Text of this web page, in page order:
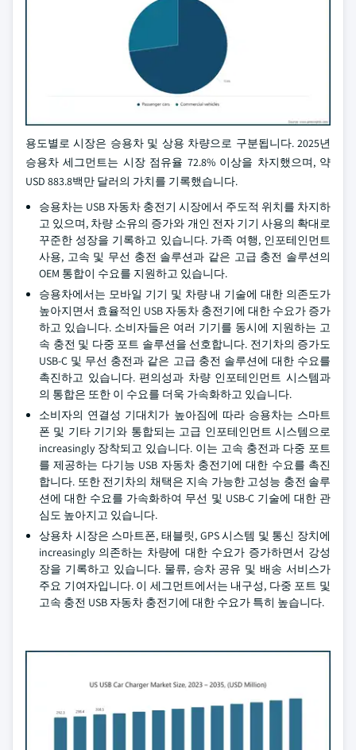
용도별로 시장은 승용차 및 상용 차량으로 구분됩니다. 2025년
승용차 세그먼트는 시장 점유율 72.8% 이상을 차지했으며, 약
USD 883.8백만 달러의 가치를 기록했습니다.
승용차는 USB 자동차 충전기 시장에서 주도적 위치를 차지하
고 있으며, 차량 소유의 증가와 개인 전자 기기 사용의 확대로
꾸준한 성장을 기록하고 있습니다. 가족 여행, 인포테인먼트
사용, 고속 및 무선 충전 솔루션과 같은 고급 충전 솔루션의
OEM 통합이 수요를 지원하고 있습니다.
승용차에서는 모바일 기기 및 차량 내 기술에 대한 의존도가
높아지면서 효율적인 USB 자동차 충전기에 대한 수요가 증가
하고 있습니다. 소비자들은 여러 기기를 동시에 지원하는 고
속 충전 및 다중 포트 솔루션을 선호합니다. 전기차의 증가도
USB-C 및 무선 충전과 같은 고급 충전 솔루션에 대한 수요를
촉진하고 있습니다. 편의성과 차량 인포테인먼트 시스템과
의 통합은 또한 이 수요를 더욱 가속화하고 있습니다.
소비자의 연결성 기대치가 높아짐에 따라 승용차는 스마트
폰 및 기타 기기와 통합되는 고급 인포테인먼트 시스템으로
increasingly 장착되고 있습니다. 이는 고속 충전과 다중 포트
를 제공하는 다기능 USB 자동차 충전기에 대한 수요를 촉진
합니다. 또한 전기차의 채택은 지속 가능한 고성능 충전 솔루
션에 대한 수요를 가속화하여 무선 및 USB-C 기술에 대한 관
심도 높아지고 있습니다.
상용차 시장은 스마트폰, 태블릿, GPS 시스템 및 통신 장치에
increasingly 의존하는 차량에 대한 수요가 증가하면서 강성
장을 기록하고 있습니다. 물류, 승차 공유 및 배송 서비스가
주요 기여자입니다. 이 세그먼트에서는 내구성, 다중 포트 및
고속 충전 USB 자동차 충전기에 대한 수요가 특히 높습니다.